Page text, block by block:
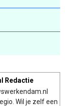
Redactie
Wil je zelf een